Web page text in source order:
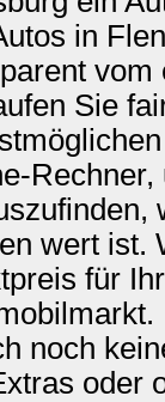
in
vom
Sie
wert ist.
für
noch
oder